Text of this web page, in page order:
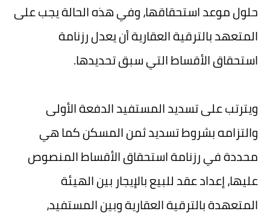
حلول موعد استحقاقها، وفي هذه الحالة يجب على
المتعهد بالترقية العقارية أن يعدل رزنامة
استحقاق الأقساط التي سبق تحديدها.
ويترتب على تسديد المستفيد الدفعة الأولى
والتزامه بشروط تسديد ثمن المسكن كما هي
محددة في رزنامة استحقاق الأقساط المنصوص
عليها، إعداد عقد للبيع بالإيجار بين الهيئة
المتعهدة بالترقية العقارية وبين المستفيد،